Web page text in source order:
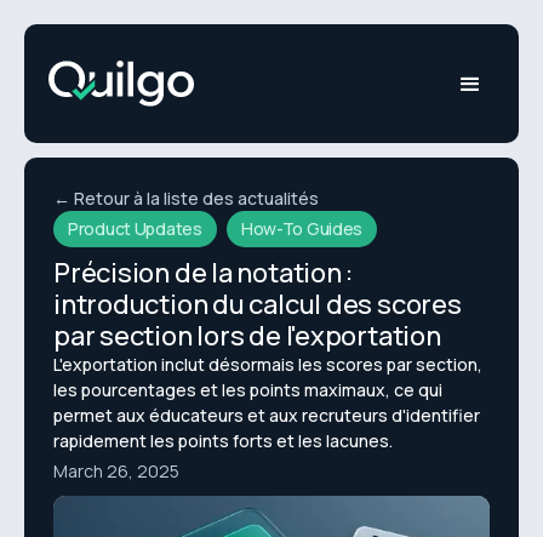
← Retour à la liste des actualités
Product Updates
How-To Guides
Précision de la notation :
introduction du calcul des scores
par section lors de l'exportation
L'exportation inclut désormais les scores par section,
les pourcentages et les points maximaux, ce qui
permet aux éducateurs et aux recruteurs d'identifier
rapidement les points forts et les lacunes.
March 26, 2025